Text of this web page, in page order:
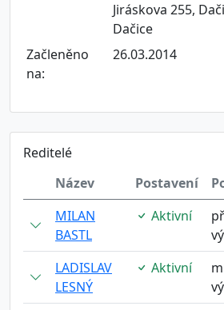
Jiráskova 255,
Dačice
Začleněno
na:
26.03.2014
Reditelé
Název
Postavení
MILAN
BASTL
Aktivní
LADISLAV
LESNÝ
Aktivní